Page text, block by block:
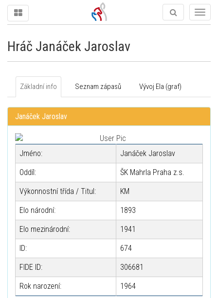
Hráč Janáček Jaroslav
Základní info Seznam zápasů Vývoj Ela (graf)
Janáček Jaroslav
Jméno: Janáček Jaroslav
Oddíl: ŠK Mahrla Praha z.s.
Výkonnostní třída / Titul: KM
Elo národní: 1893
Elo mezinárodní: 1941
ID: 674
FIDE ID: 306681
Rok narození: 1964